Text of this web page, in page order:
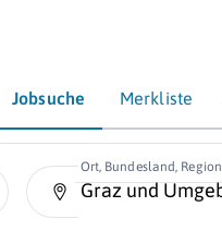
Jobsuche Merkliste
Ort, Bundesland, Region